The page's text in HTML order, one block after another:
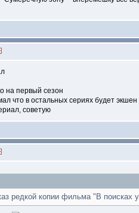
на первый сезон
что в остальных сериях будет
советую
редкой копии фильма "В поисках